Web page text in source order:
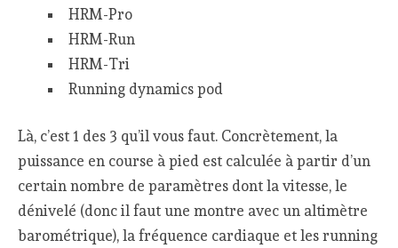
HRM-Pro
HRM-Run
HRM-Tri
Running dynamics pod
Là, c’est 1 des 3 qu’il vous faut. Concrètement, la
puissance en course à pied est calculée à partir d’un
certain nombre de paramètres dont la vitesse, le
dénivelé (donc il faut une montre avec un altimètre
barométrique), la fréquence cardiaque et les running